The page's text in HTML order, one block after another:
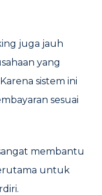
juga jauh
yang
sistem ini
sesuai
membantu
untuk